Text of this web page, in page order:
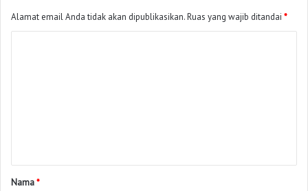
Alamat email Anda tidak akan dipublikasikan.Ruas yang wajib ditandai *
Nama*